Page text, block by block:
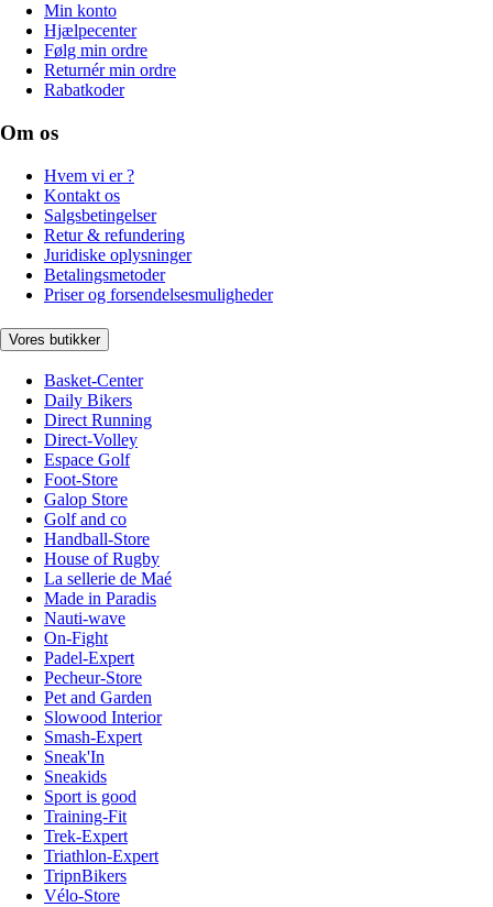
Min konto
Hjælpecenter
Følg min ordre
Returnér min ordre
Rabatkoder
Om os
Hvem vi er ?
Kontakt os
Salgsbetingelser
Retur & refundering
Juridiske oplysninger
Betalingsmetoder
Priser og forsendelsesmuligheder
Vores butikker
Basket-Center
Daily Bikers
Direct Running
Direct-Volley
Espace Golf
Foot-Store
Galop Store
Golf and co
Handball-Store
House of Rugby
La sellerie de Maé
Made in Paradis
Nauti-wave
On-Fight
Padel-Expert
Pecheur-Store
Pet and Garden
Slowood Interior
Smash-Expert
Sneak'In
Sneakids
Sport is good
Training-Fit
Trek-Expert
Triathlon-Expert
TripnBikers
Vélo-Store